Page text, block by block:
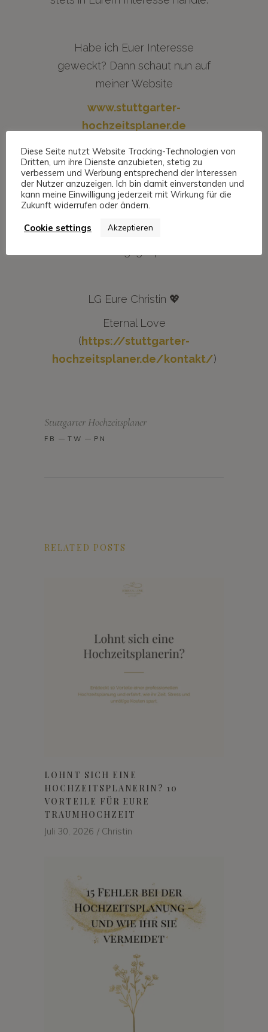
Habe ich Euer Interesse
geweckt? Dann schaut nun auf
meiner Website
www.stuttgarter-
hochzeitsplaner.de
vorbei.
Vermeidet jetzt stürmische Zeiten
vereinbart ein kostenfreies
LG Eure Christin 💖
Eternal Love
(https://stuttgarter-
hochzeitsplaner.de/kontakt/)
Stuttgarter Hochzeitsplaner
FB TW PN
RELATED POSTS
LOHNT SICH EINE
HOCHZEITSPLANERIN? 10
VORTEILE FÜR EURE
TRAUMHOCHZEIT
Juli 30, 2026
Christin
Diese Seite nutzt Website Tracking-Technologien von
Dritten, um ihre Dienste anzubieten, stetig zu
verbessern und Werbung entsprechend der Interessen
der Nutzer anzuzeigen. Ich bin damit einverstanden und
kann meine Einwilligung jederzeit mit Wirkung für die
Zukunft widerrufen oder ändern.
Cookie settings
Akzeptieren